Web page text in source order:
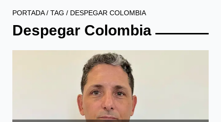
PORTADA/ TAG / DESPEGAR COLOMBIA
Despegar Colombia